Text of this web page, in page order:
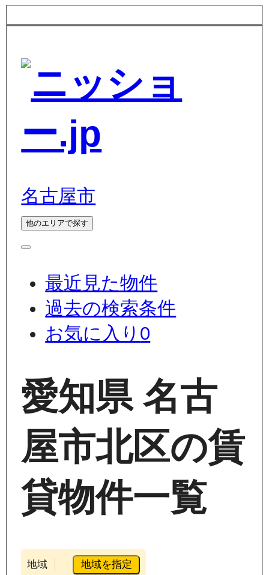
名古屋市
他のエリアで探す
最近見た物件
過去の検索条件
お気に入り 0
愛知県 名古
屋市北区の賃
貸物件一覧
地域 地域を指定